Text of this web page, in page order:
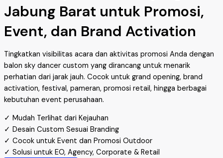
Jabung Barat untuk Promosi,
Event, dan Brand Activation
Tingkatkan visibilitas acara dan aktivitas promosi Anda dengan
balon sky dancer custom yang dirancang untuk menarik
perhatian dari jarak jauh. Cocok untuk grand opening, brand
activation, festival, pameran, promosi retail, hingga berbagai
kebutuhan event perusahaan.
✓ Mudah Terlihat dari Kejauhan
✓ Desain Custom Sesuai Branding
✓ Cocok untuk Event dan Promosi Outdoor
✓ Solusi untuk EO, Agency, Corporate & Retail